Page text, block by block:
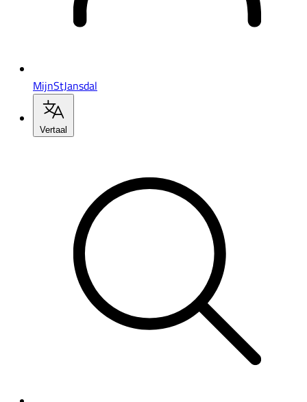
MijnStJansdal
Vertaal